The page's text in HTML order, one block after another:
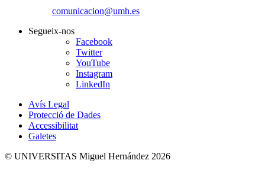
comunicacion@umh.es
Segueix-nos
Facebook
Twitter
YouTube
Instagram
LinkedIn
Avís Legal
Protecció de Dades
Accessibilitat
Galetes
© UNIVERSITAS Miguel Hernández 2026